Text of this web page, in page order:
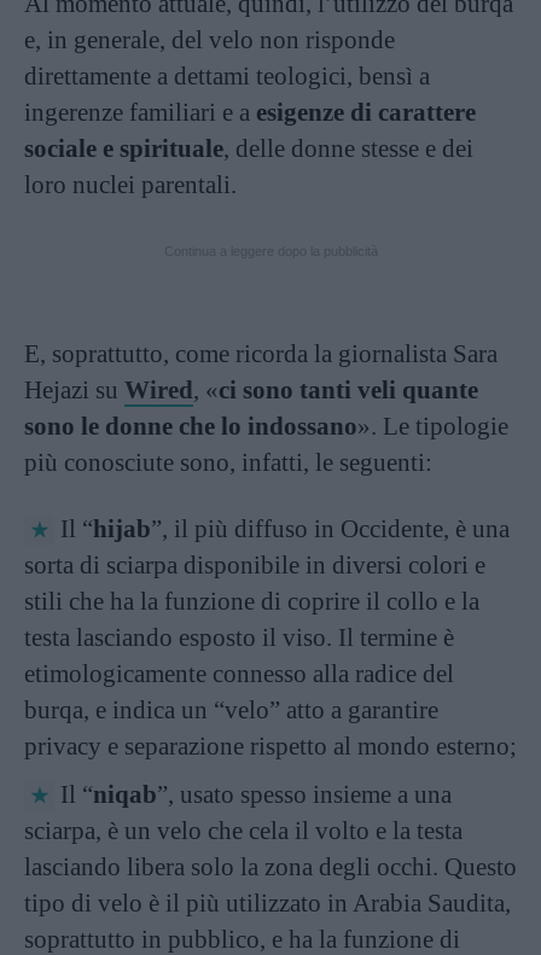
e, in generale, del velo non risponde
direttamente a dettami teologici, bensì a
ingerenze familiari e a esigenze di carattere
sociale e spirituale, delle donne stesse e dei
loro nuclei parentali.
E, soprattutto, come ricorda la giornalista Sara
Hejazi su Wired, «ci sono tanti veli quante
sono le donne che lo indossano». Le tipologie
più conosciute sono, infatti, le seguenti:
Il “hijab”, il più diffuso in Occidente, è una
sorta di sciarpa disponibile in diversi colori e
stili che ha la funzione di coprire il collo e la
testa lasciando esposto il viso. Il termine è
etimologicamente connesso alla radice del
burqa, e indica un “velo” atto a garantire
privacy e separazione rispetto al mondo esterno;
Il “niqab”, usato spesso insieme a una
sciarpa, è un velo che cela il volto e la testa
lasciando libera solo la zona degli occhi. Questo
tipo di velo è il più utilizzato in Arabia Saudita,
soprattutto in pubblico, e ha la funzione di